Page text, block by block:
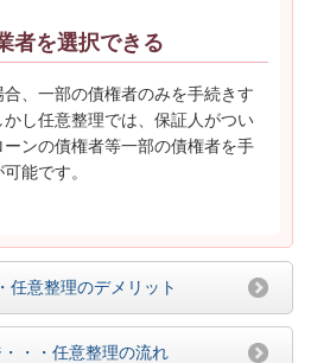
者を選択できる
、一部の債権者のみを手続きす
し任意整理では、保証人がつい
ンの債権者等一部の債権者を手
能です。
任意整理のデメリット
・・任意整理の流れ